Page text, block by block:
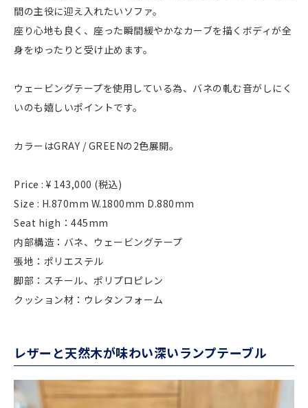
間の主役に迎え入れたいソファ。
座り心地も良く、座った瞬間緩やかなカーブを描くボディが全
身をゆったりと受け止めます。
ウェービングテープを使用している為、バネの軋む音がしにく
いのも嬉しいポイントです。
カラーはGRAY / GREENの2色展開。
Price : ¥ 143,000 (税込)
Size : H.870mm W.1800mm D.880mm
Seat high：445mm
内部構造：バネ、ウェービングテープ
張地：ポリエステル
脚部：スチール、ポリプロピレン
クッション材：ウレタンフォーム
レザーと天然木が味わい深いランプテーブル